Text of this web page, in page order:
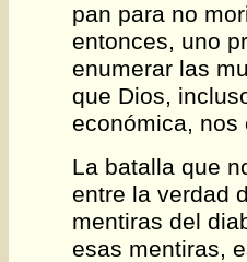
pan para no
entonces, uno
enumerar las
que Dios,
económica, nos
La batalla que
entre la verdad
mentiras del
esas mentiras,